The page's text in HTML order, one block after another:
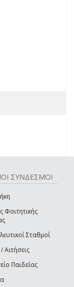
ΣΥΝΔΕΣΜΟΙ
Φοιτητικής
Σταθμοί
Αιτήσεις
Παιδείας